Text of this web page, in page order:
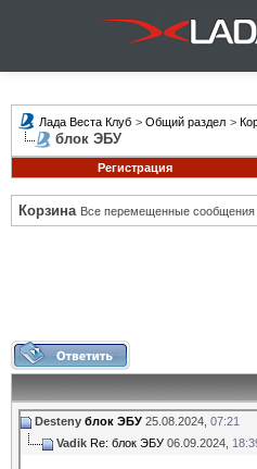
Лада Веста Клуб > Общий раздел >
блок ЭБУ
Регистрация
Корзина Все перемещенные сообщения
Desteny блок ЭБУ 25.08.2024, 07:21
Vadik Re: блок ЭБУ 06.09.2024,